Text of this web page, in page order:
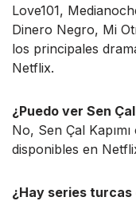
Love101,
Dinero Negro, Mi
los principales
Netflix.
¿Puedo ver Sen
No, Sen Çal
disponibles en
¿Hay series turcas